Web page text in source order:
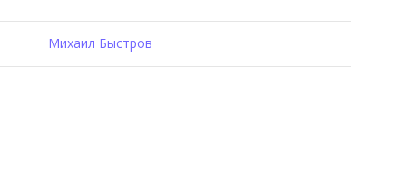
Михаил Быстров